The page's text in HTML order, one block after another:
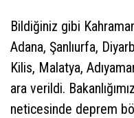
Bildiğiniz gibi
Adana, Şanlıurfa,
Kilis, Malatya,
ara verildi.
neticesinde deprem